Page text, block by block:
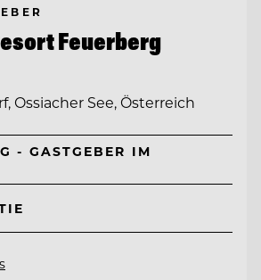
Feuerberg
Ossiacher See, Österreich
- GASTGEBER IM